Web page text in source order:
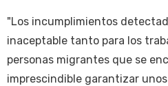
"Los incumplimientos
inaceptable tanto para los
personas migrantes que se
imprescindible garantizar